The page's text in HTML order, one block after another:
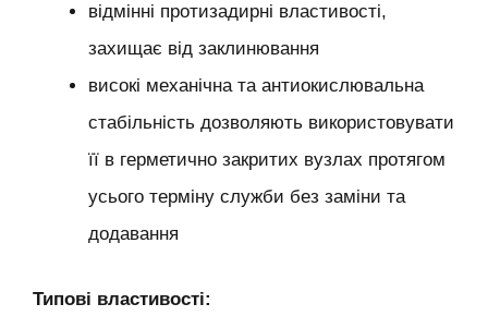
відмінні протизадирні властивості,
захищає від заклинювання
високі механічна та антиокислювальна
стабільність дозволяють використовувати
її в герметично закритих вузлах протягом
усього терміну служби без заміни та
додавання
Типові властивості: